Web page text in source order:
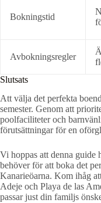
Bokningstid
Avbokningsregler
Slutsats
Att välja det perfekta
semester. Genom att
poolfaciliteter och
förutsättningar för en
Vi hoppas att denna guide
behöver för att boka det
Kanarieöarna. Kom ihåg
Adeje och Playa de las
passar just din familjs